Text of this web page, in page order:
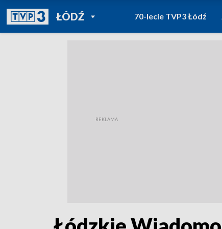
ŁÓDŹPOWRÓT DO
TVP REGIONY
70-lecie TVP3 Łódź